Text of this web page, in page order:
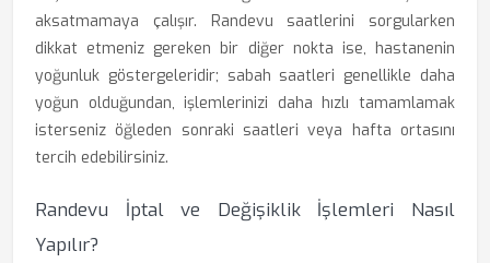
aksatmamaya çalışır. Randevu saatlerini sorgularken
dikkat etmeniz gereken bir diğer nokta ise, hastanenin
yoğunluk göstergeleridir; sabah saatleri genellikle daha
yoğun olduğundan, işlemlerinizi daha hızlı tamamlamak
isterseniz öğleden sonraki saatleri veya hafta ortasını
tercih edebilirsiniz.
Randevu İptal ve Değişiklik İşlemleri Nasıl
Yapılır?